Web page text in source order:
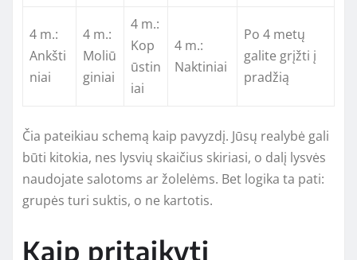
4 m.:
Ankšti
niai
4 m.:
Moliū
giniai
4 m.:
Kop
ūstin
iai
4 m.:
Naktiniai
Po 4 metų
galite grįžti į
pradžią
Čia pateikiau schemą kaip pavyzdį. Jūsų realybė gali
būti kitokia, nes lysvių skaičius skiriasi, o dalį lysvės
naudojate salotoms ar žolelėms. Bet logika ta pati:
grupės turi suktis, o ne kartotis.
Kaip pritaikyti